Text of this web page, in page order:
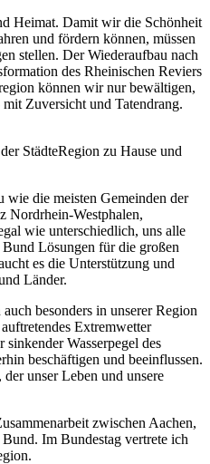
Heimat. Damit wir die Schönheit
und fördern können, müssen
stellen. Der Wiederaufbau nach
des Rheinischen Reviers
können wir nur bewältigen,
Zuversicht und Tatendrang.
StädteRegion zu Hause und
die meisten Gemeinden der
Nordrhein-Westphalen,
wie unterschiedlich, uns alle
Lösungen für die großen
es die Unterstützung und
Länder.
besonders in unserer Region
Extremwetter
Wasserpegel des
beschäftigen und beeinflussen.
unser Leben und unsere
zwischen Aachen,
Im Bundestag vertrete ich